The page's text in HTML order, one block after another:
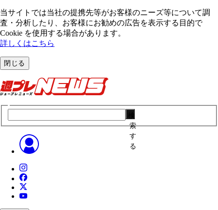
当サイトでは当社の提携先等がお客様のニーズ等について調
査・分析したり、お客様にお勧めの広告を表⽰する⽬的で
Cookie を使⽤する場合があります。
詳しくはこちら
閉じる
索
す
る